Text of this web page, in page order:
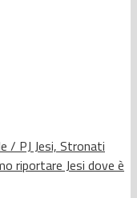
/ PJ Jesi, Stronati
riportare Jesi dove è